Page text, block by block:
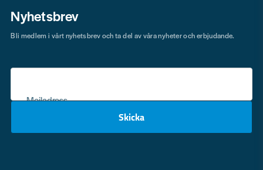
Nyhetsbrev
Mejladress
Skicka
Bli medlem i vårt nyhetsbrev och ta del av våra nyheter och erbjudande.